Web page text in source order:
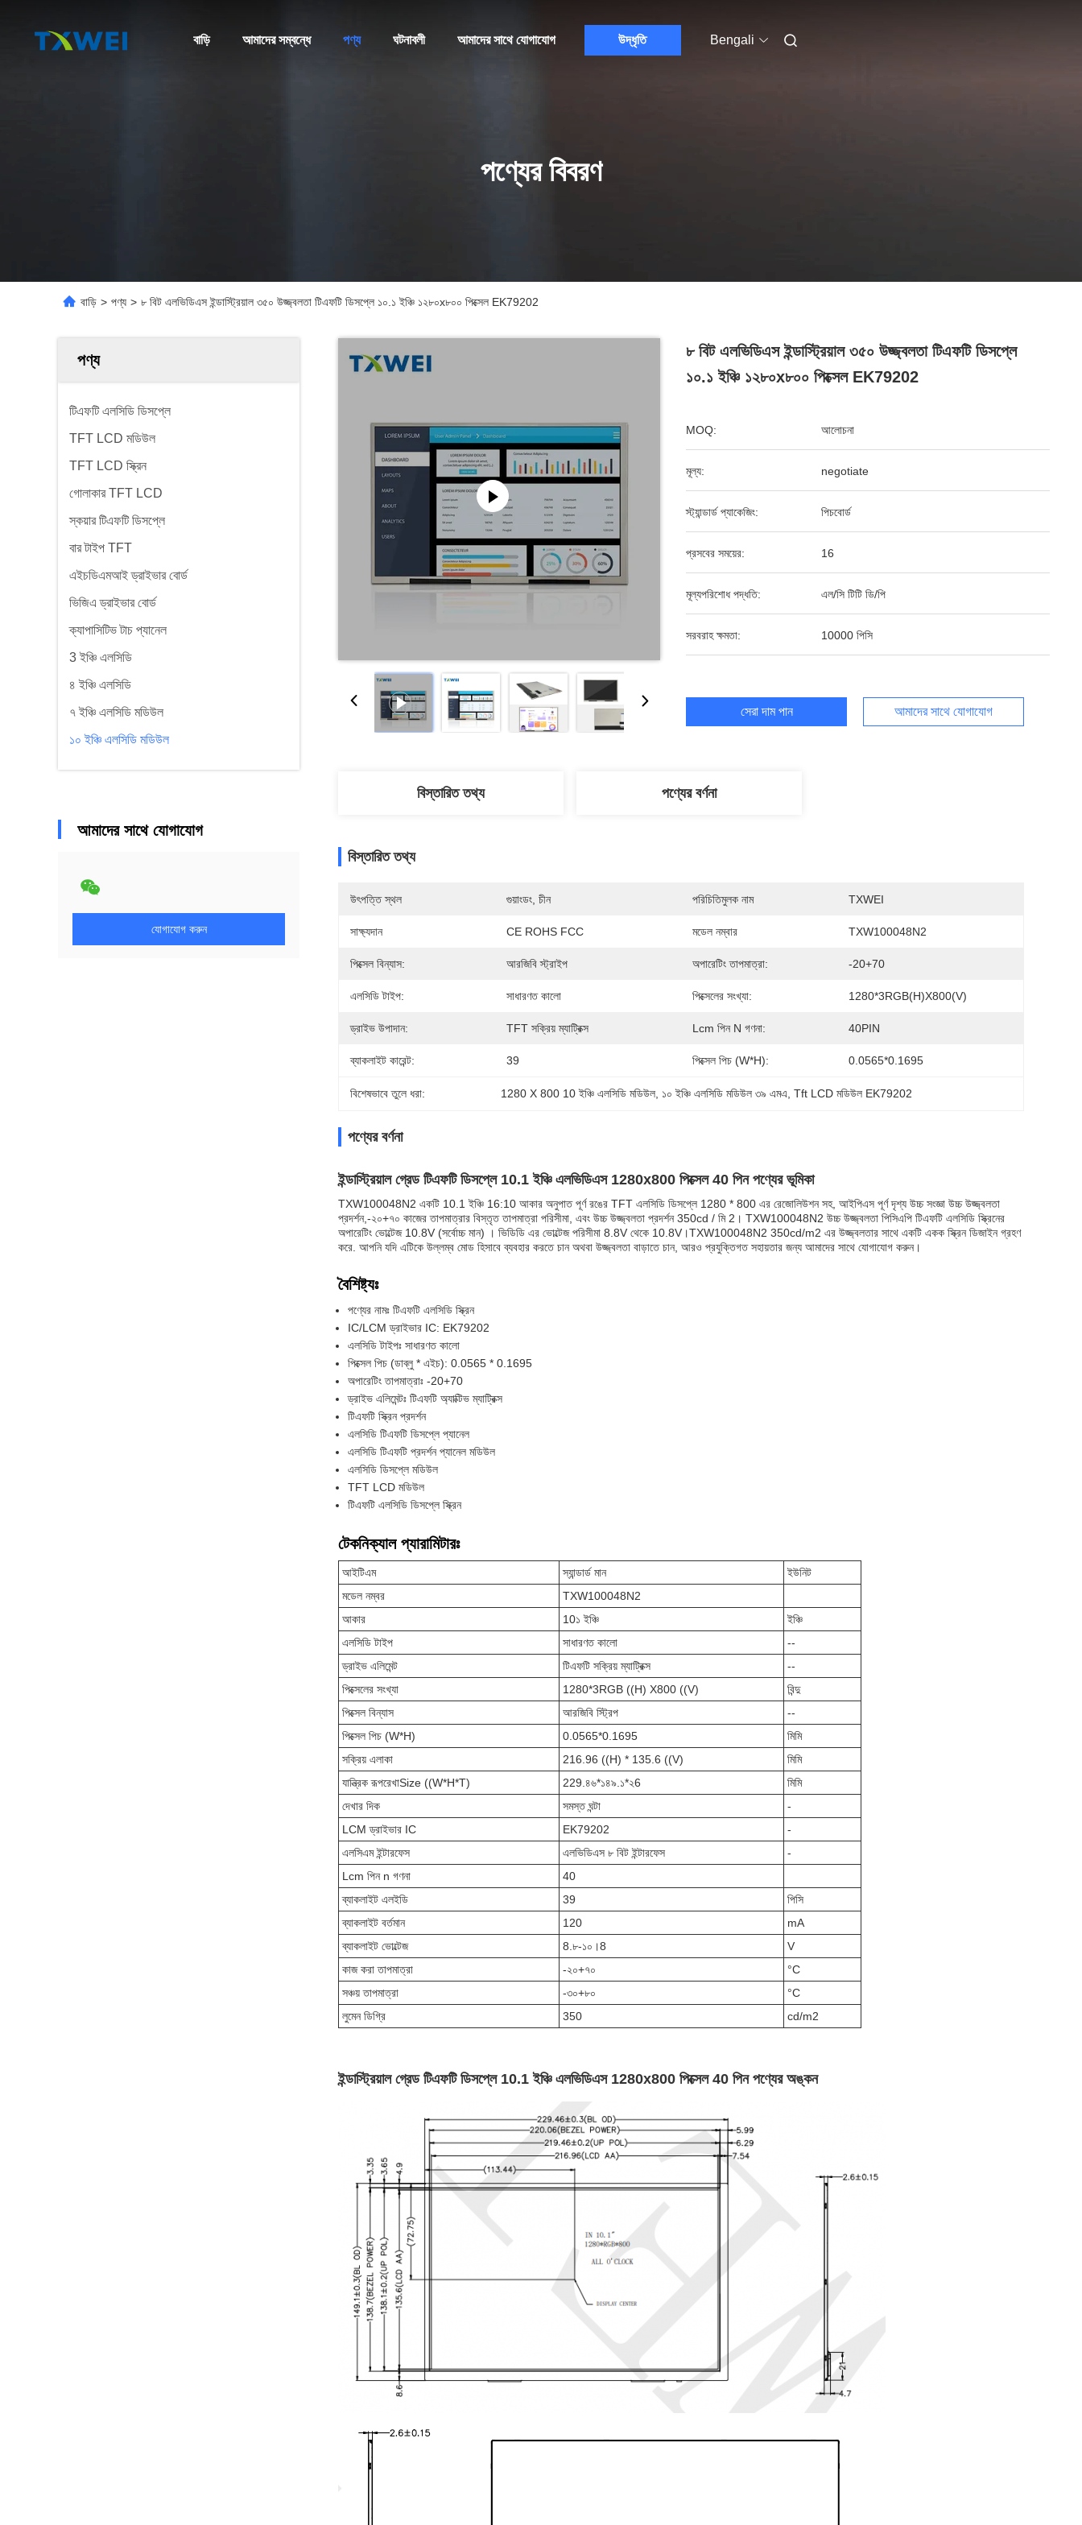
বাড়ি আমাদের সম্বন্ধে পণ্য ঘটনাবলী আমাদের সাথে যোগাযোগ উদ্ধৃতি Bengali
পণ্যের বিবরণ
বাড়ি > পণ্য > ৮ বিট এলভিডিএস ইন্ডাস্ট্রিয়াল ৩৫০ উজ্জ্বলতা টিএফটি ডিসপ্লে ১০.১ ইঞ্চি ১২৮০x৮০০ পিক্সেল EK79202
পণ্য
টিএফটি এলসিডি ডিসপ্লে
TFT LCD মডিউল
TFT LCD স্ক্রিন
গোলাকার TFT LCD
স্কয়ার টিএফটি ডিসপ্লে
বার টাইপ TFT
এইচডিএমআই ড্রাইভার বোর্ড
ভিজিএ ড্রাইভার বোর্ড
ক্যাপাসিটিভ টাচ প্যানেল
3 ইঞ্চি এলসিডি
৪ ইঞ্চি এলসিডি
৭ ইঞ্চি এলসিডি মডিউল
১০ ইঞ্চি এলসিডি মডিউল
আমাদের সাথে যোগাযোগ
যোগাযোগ করুন
৮ বিট এলভিডিএস ইন্ডাস্ট্রিয়াল ৩৫০ উজ্জ্বলতা টিএফটি ডিসপ্লে
১০.১ ইঞ্চি ১২৮০x৮০০ পিক্সেল EK79202
MOQ: আলোচনা
মূল্য: negotiate
স্ট্যান্ডার্ড প্যাকেজিং: পিচবোর্ড
প্রসবের সময়ের: 16
মূল্যপরিশোধ পদ্ধতি: এল/সি টিটি ডি/পি
সরবরাহ ক্ষমতা: 10000 পিসি
সেরা দাম পান আমাদের সাথে যোগাযোগ
বিস্তারিত তথ্য পণ্যের বর্ণনা
বিস্তারিত তথ্য
উৎপত্তি স্থল গুয়াংডং, চীন পরিচিতিমুলক নাম TXWEI
সাক্ষ্যদান CE ROHS FCC মডেল নম্বার TXW100048N2
পিক্সেল বিন্যাস: আরজিবি স্ট্রাইপ অপারেটিং তাপমাত্রা: -20+70
এলসিডি টাইপ: সাধারণত কালো পিক্সেলের সংখ্যা: 1280*3RGB(H)X800(V)
ড্রাইভ উপাদান: TFT সক্রিয় ম্যাট্রিক্স Lcm পিন N গণনা: 40PIN
ব্যাকলাইট কারেন্ট: 39 পিক্সেল পিচ (W*H): 0.0565*0.1695
বিশেষভাবে তুলে ধরা: 1280 X 800 10 ইঞ্চি এলসিডি মডিউল ১০ ইঞ্চি এলসিডি মডিউল ৩৯ এমএ , Tft LCD মডিউল EK79202
পণ্যের বর্ণনা
ইন্ডাস্ট্রিয়াল গ্রেড টিএফটি ডিসপ্লে 10.1 ইঞ্চি এলভিডিএস 1280x800 পিক্সেল 40 পিন পণ্যের ভূমিকা
TXW100048N2 একটি 10.1 ইঞ্চি 16:10 আকার অনুপাত পূর্ণ রঙের TFT এলসিডি ডিসপ্লে 1280 * 800 এর রেজোলিউশন সহ, আইপিএস পূর্ণ দৃশ্য উচ্চ সংজ্ঞা উচ্চ উজ্জ্বলতা
প্রদর্শন,-২০+৭০ কাজের তাপমাত্রার বিস্তৃত তাপমাত্রা পরিসীমা, এবং উচ্চ উজ্জ্বলতা প্রদর্শন 350cd / মি 2। TXW100048N2 উচ্চ উজ্জ্বলতা পিসিএপি টিএফটি এলসিডি স্ক্রিনের
অপারেটিং ভোল্টেজ 10.8V (সর্বোচ্চ মান) । ভিডিডি এর ভোল্টেজ পরিসীমা 8.8V থেকে 10.8V।TXW100048N2 350cd/m2 এর উজ্জ্বলতার সাথে একটি একক স্ক্রিন ডিজাইন গ্রহণ
করে. আপনি যদি এটিকে উল্লম্ব মোড হিসাবে ব্যবহার করতে চান অথবা উজ্জ্বলতা বাড়াতে চান, আরও প্রযুক্তিগত সহায়তার জন্য আমাদের সাথে যোগাযোগ করুন।
বৈশিষ্ট্যঃ
পণ্যের নামঃ টিএফটি এলসিডি স্ক্রিন
IC/LCM ড্রাইভার IC: EK79202
এলসিডি টাইপঃ সাধারণত কালো
পিক্সেল পিচ (ডাব্লু * এইচ): 0.0565 * 0.1695
অপারেটিং তাপমাত্রাঃ -20+70
ড্রাইভ এলিমেন্টঃ টিএফটি অ্যাক্টিভ ম্যাট্রিক্স
টিএফটি স্ক্রিন প্রদর্শন
এলসিডি টিএফটি ডিসপ্লে প্যানেল
এলসিডি টিএফটি প্রদর্শন প্যানেল মডিউল
এলসিডি ডিসপ্লে মডিউল
TFT LCD মডিউল
টিএফটি এলসিডি ডিসপ্লে স্ক্রিন
টেকনিক্যাল প্যারামিটারঃ
আইটিএম স্যান্ডার্ড মান
ইউনিট
মডেল নম্বর
TXW100048N2
আকার
10১ ইঞ্চি
ইঞ্চি
এলসিডি টাইপ
সাধারণত কালো
--
ড্রাইভ এলিমেন্ট
টিএফটি সক্রিয় ম্যাট্রিক্স
--
পিক্সেলের সংখ্যা
1280*3RGB ((H) X800 ((V)
বিন্দু
পিক্সেল বিন্যাস
আরজিবি স্ট্রিপ
--
পিক্সেল পিচ (W*H)
0.0565*0.1695
মিমি
সক্রিয় এলাকা
216.96 ((H) * 135.6 ((V)
মিমি
যান্ত্রিক রূপরেখাSize ((W*H*T)
229.৪৬*১৪৯.১*২6
মিমি
দেখার দিক
সমস্ত ঘন্টা
-
LCM ড্রাইভার IC
EK79202
-
এলসিএম ইন্টারফেস
এলভিডিএস ৮ বিট ইন্টারফেস
-
Lcm পিন n গণনা
40
ব্যাকলাইট এলইডি
39
পিসি
ব্যাকলাইট বর্তমান
120
mA
ব্যাকলাইট ভোল্টেজ
8.৮-১০।8
V
কাজ করা তাপমাত্রা -২০+৭০
°C
সঞ্চয় তাপমাত্রা -৩০+৮০
°C
লুমেন ডিগ্রি
350 cd/m2
ইন্ডাস্ট্রিয়াল গ্রেড টিএফটি ডিসপ্লে 10.1 ইঞ্চি এলভিডিএস 1280x800 পিক্সেল 40 পিন পণ্যের অঙ্কন